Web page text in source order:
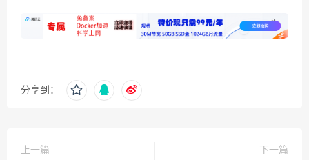
分享到：
上一篇
下一篇